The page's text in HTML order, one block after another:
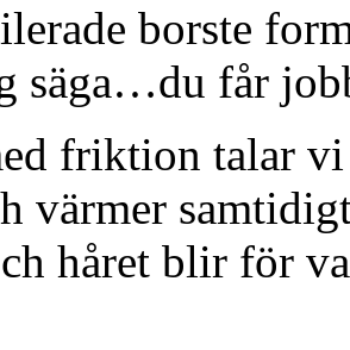
borste
säga…du får
friktion talar
värmer
håret blir för